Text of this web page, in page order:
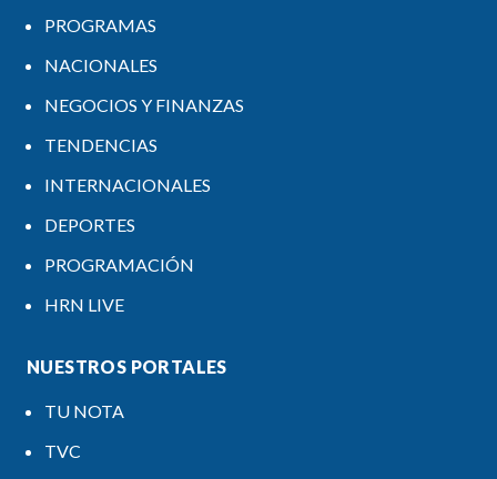
PROGRAMAS
NACIONALES
NEGOCIOS Y FINANZAS
TENDENCIAS
INTERNACIONALES
DEPORTES
PROGRAMACIÓN
HRN LIVE
NUESTROS PORTALES
TU NOTA
TVC